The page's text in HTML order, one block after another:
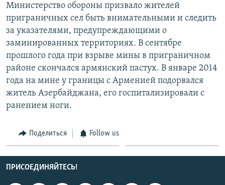
ЧИТАЕМ ПРЕССУ
Все сайты РСЕ/РС
Министерство обороны призвало жителей
приграничных сел быть внимательными и следить
за указателями, предупреждающими о
заминированных территориях. В сентябре
прошлого года при взрыве мины в приграничном
районе скончался армянский пастух. В январе 2014
года на мине у границы с Арменией подорвался
житель Азербайджана, его госпитализировали с
ранением ноги.
Поделиться Follow us
ПРИСОЕДИНЯЙТЕСЬ!